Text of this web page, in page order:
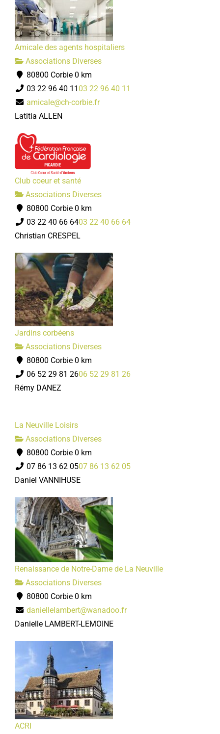
Amicale des agents hospitaliers
Associations Diverses
80800 Corbie 0 km
03 22 96 40 11 03 22 96 40 11
amicale@ch-corbie.fr
Latitia ALLEN
Club coeur et santé
Associations Diverses
80800 Corbie 0 km
03 22 40 66 6403 22 40 66 64
Christian CRESPEL
Jardins corbéens
Associations Diverses
80800 Corbie 0 km
06 52 29 81 2606 52 29 81 26
Rémy DANEZ
La Neuville Loisirs
Associations Diverses
80800 Corbie 0 km
07 86 13 62 0507 86 13 62 05
Daniel VANNIHUSE
Renaissance de Notre-Dame de La Neuville
Associations Diverses
80800 Corbie 0 km
daniellelambert@wanadoo.fr
Danielle LAMBERT-LEMOINE
ACRI